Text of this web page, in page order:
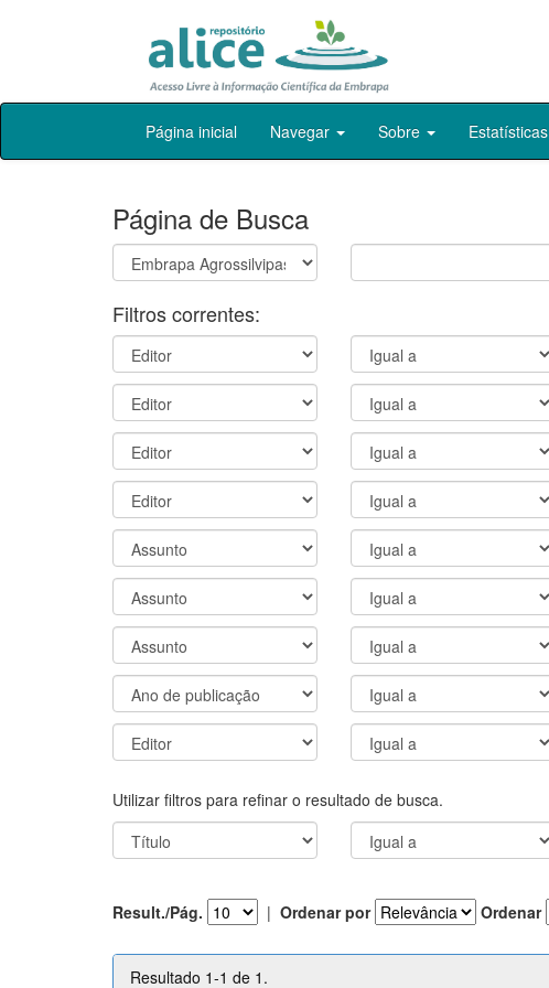
Skip
Página inicial Navegar Sobre Estatísticas
Página de Busca
Filtros correntes:
Utilizar filtros para refinar o resultado de busca.
Result./Pág. | Ordenar por Ordenar
Resultado 1-1 de 1.